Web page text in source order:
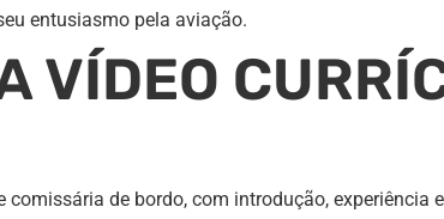
entusiasmo pela aviação.
VÍDEO
de bordo, com introdução, experiência